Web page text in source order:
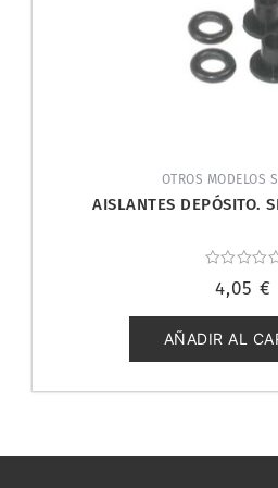
OTROS MODELOS
AISLANTES DEPÓSITO.
con
de
5
4,05 €
AÑADIR AL